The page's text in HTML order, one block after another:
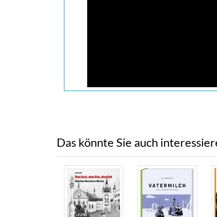
Das könnte Sie auch